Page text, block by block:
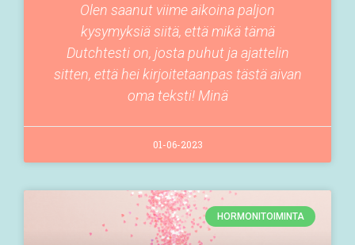
Olen saanut viime aikoina paljon
kysymyksiä siitä, että mikä tämä
Dutchtesti on, josta puhut ja ajattelin
sitten, että hei kirjoitetaanpas tästä aivan
oma teksti! Minä
01-06-2023
HORMONITOIMINTA